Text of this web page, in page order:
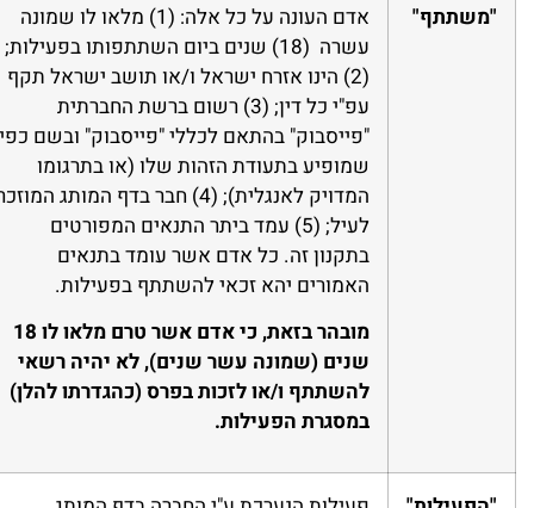
"משתתף"
אדם העונה על כל אלה: (1) מלאו לו שמונה
עשרה (18) שנים ביום השתתפותו בפעילות;
(2) הינו אזרח ישראל ו/או תושב ישראל תקף
עפ"י כל דין; (3) רשום ברשת החברתית
"פייסבוק" בהתאם לכללי "פייסבוק" ובשם כפי
שמופיע בתעודת הזהות שלו (או בתרגומו
המדויק לאנגלית); (4) חבר בדף המותג
לעיל; (5) עמד ביתר התנאים המפורטים
בתקנון זה. כל אדם אשר עומד בתנאים
האמורים יהא זכאי להשתתף בפעילות.
מובהר בזאת, כי אדם אשר טרם מלאו לו 18
שנים (שמונה עשר שנים), לא יהיה רשאי
להשתתף ו/או לזכות בפרס (כהגדרתו להלן)
במסגרת הפעילות.